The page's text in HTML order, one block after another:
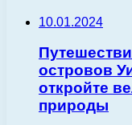
10.01.2024
островов
откройте
природы